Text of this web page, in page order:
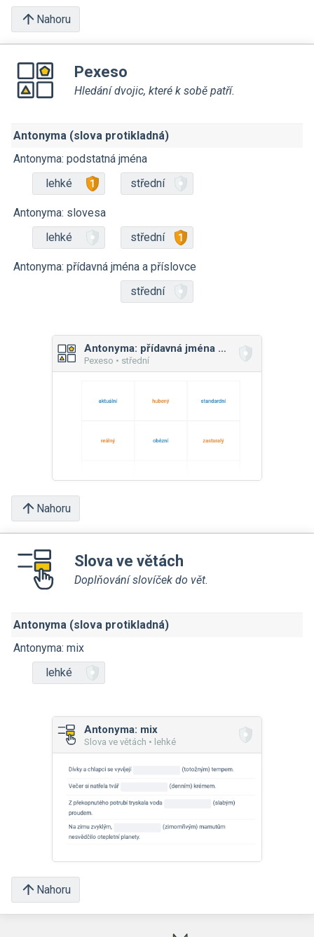
Nahoru
Pexeso
Hledání dvojic, které k sobě patří.
Antonyma (slova protikladná)
Antonyma: podstatná jména
lehké
střední
Antonyma: slovesa
lehké
střední
Antonyma: přídavná jména a příslovce
střední
Antonyma: přídavná jména a příslovce
Pexeso • střední
Nahoru
Slova ve větách
Doplňování slovíček do vět.
Antonyma (slova protikladná)
Antonyma: mix
lehké
Antonyma: mix
Slova ve větách • lehké
Nahoru